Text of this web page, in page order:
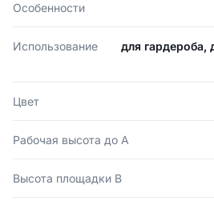
Особенности
Использование
для гардероба,
Цвет
Рабочая высота до А
Высота площадки В